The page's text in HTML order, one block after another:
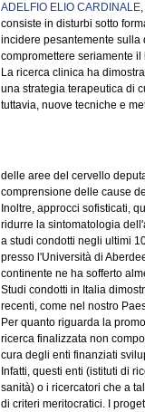
ADELFIO ELIO CARDINALE,
consiste in disturbi sotto
incidere pesantemente sulla
compromettere seriamente
La ricerca clinica ha
una strategia terapeutica di
tuttavia, nuove tecniche e
delle aree del cervello
comprensione delle cause
Inoltre, approcci sofisticati,
ridurre la sintomatologia
a studi condotti negli ultimi
presso l'Università di
continente ne ha sofferto
Studi condotti in Italia
recenti, come nel nostro
Per quanto riguarda la
ricerca finalizzata non
cura degli enti finanziati
Infatti, questi enti (istituti di
sanità) o i ricercatori che a
di criteri meritocratici. I